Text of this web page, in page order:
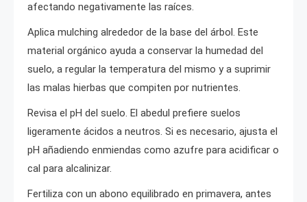
afectando negativamente las raíces.
Aplica mulching alrededor de la base del árbol. Este
material orgánico ayuda a conservar la humedad del
suelo, a regular la temperatura del mismo y a suprimir
las malas hierbas que compiten por nutrientes.
Revisa el pH del suelo. El abedul prefiere suelos
ligeramente ácidos a neutros. Si es necesario, ajusta el
pH añadiendo enmiendas como azufre para acidificar o
cal para alcalinizar.
Fertiliza con un abono equilibrado en primavera, antes